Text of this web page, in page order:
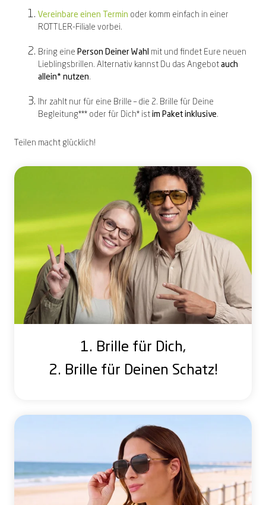
Vereinbare einen Termin oder komm einfach in einer
ROTTLER-Filiale vorbei.
Bring eine Person Deiner Wahl mit und findet Eure neuen
Lieblingsbrillen. Alternativ kannst Du das Angebot auch
allein* nutzen.
Ihr zahlt nur für eine Brille – die 2. Brille für Deine
Begleitung*** oder für Dich* ist im Paket inklusive.
Teilen macht glücklich!
1. Brille für Dich,
2. Brille für Deinen Schatz!